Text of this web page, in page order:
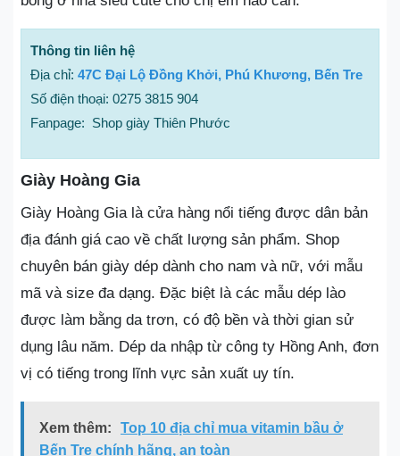
Thông tin liên hệ
Địa chỉ: 47C Đại Lộ Đồng Khởi, Phú Khương, Bến Tre
Số điện thoại: 0275 3815 904
Fanpage: Shop giày Thiên Phước
Giày Hoàng Gia
Giày Hoàng Gia là cửa hàng nổi tiếng được dân bản
địa đánh giá cao về chất lượng sản phẩm. Shop
chuyên bán giày dép dành cho nam và nữ, với mẫu
mã và size đa dạng. Đặc biệt là các mẫu dép lào
được làm bằng da trơn, có độ bền và thời gian sử
dụng lâu năm. Dép da nhập từ công ty Hồng Anh, đơn
vị có tiếng trong lĩnh vực sản xuất uy tín.
Xem thêm:
Top 10 địa chỉ mua vitamin bầu ở
Bến Tre chính hãng, an toàn